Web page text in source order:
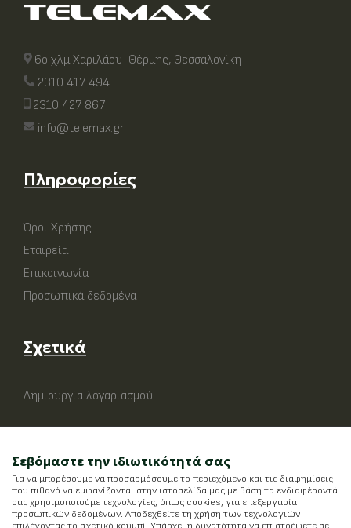
6ο χλμ Χαριλάου-Θέρμης, Θεσσαλονίκη
2310 417 494
2310 427 867
info@telemax.gr
Πληροφορίες
Όροι Χρήσης
Εταιρεία
Επικοινωνία
Προσωπικά δεδομένα
Σχετικά
Δημιουργία λογαριασμού
Σεβόμαστε την ιδιωτικότητά σας
Για να μπορέσουμε να προσαρμόσουμε το περιεχόμενο και τις διαφημίσεις
που πιθανό να εμφανίζονται στην ιστοσελίδα μας με βάση τα ενδιαφέροντά
σας χρησιμοποιούμε τεχνολογίες, όπως cookies, για επεξεργασία
προσωπικών δεδομένων. Αποδεχθείτε τη χρήση των τεχνολογιών